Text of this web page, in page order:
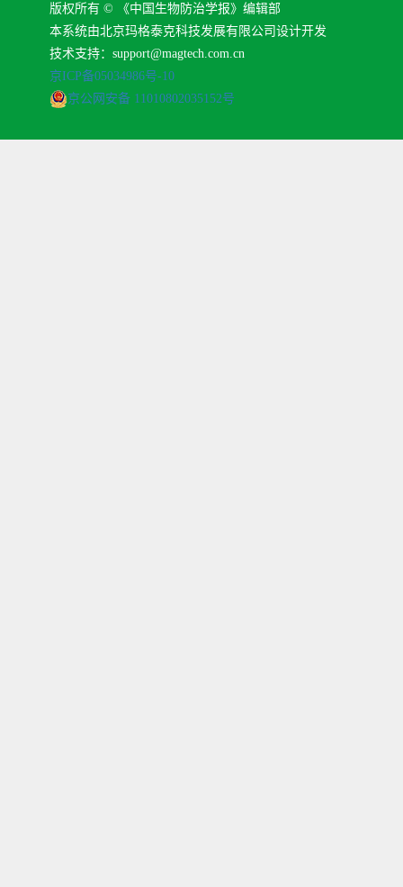
版权所有 © 《中国生物防治学报》编辑部
本系统由北京玛格泰克科技发展有限公司设计开发
技术支持：support@magtech.com.cn
京ICP备05034986号-10
京公网安备 11010802035152号